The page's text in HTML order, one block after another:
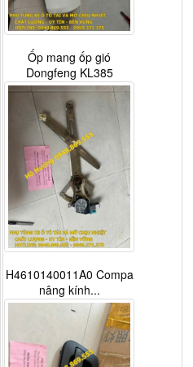
Ốp mang ốp gió
Dongfeng KL385
H4610140011A0 Compa
nâng kính...